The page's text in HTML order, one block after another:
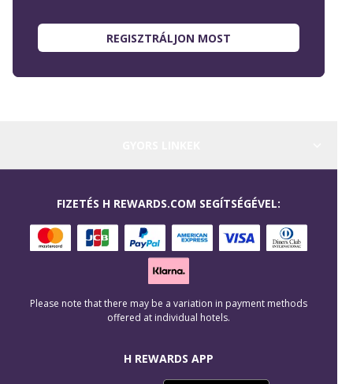
REGISZTRÁLJON MOST
H REWARDS APP
FIZETÉS H REWARDS.COM SEGÍTSÉGÉVEL:
Please note that there may be a variation in payment methods
offered at individual hotels.